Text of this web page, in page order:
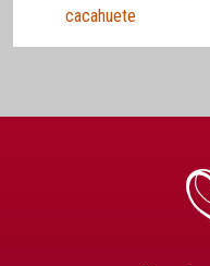
cacahuete